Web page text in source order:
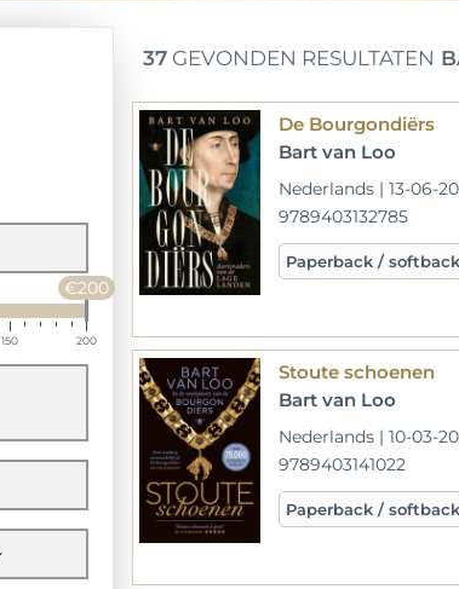
€200
150 200
37 GEVONDEN RESULTATEN
De Bourgondiërs
Bart van Loo
Nederlands | 13-06-
9789403132785
Paperback / softback
Stoute schoenen
Bart van Loo
Nederlands | 10-03-
9789403141022
Paperback / softback